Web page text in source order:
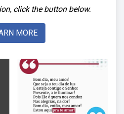
click the button below.
MORE